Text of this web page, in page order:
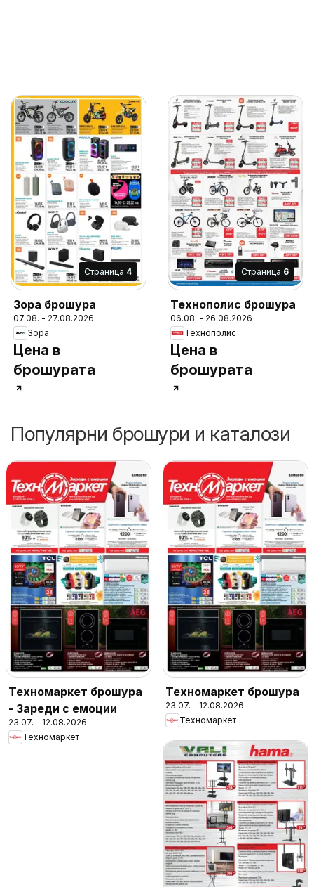
Cтраница 4
Зора брошура
07.08. - 27.08.2026
Зора
Цена в
брошурата
Cтраница 6
Технополис брошура
06.08. - 26.08.2026
Технополис
Цена в
брошурата
Популярни брошури и каталози
Техномаркет брошура
- Зареди с емоции
23.07. - 12.08.2026
Техномаркет
Техномаркет брошура
23.07. - 12.08.2026
Техномаркет